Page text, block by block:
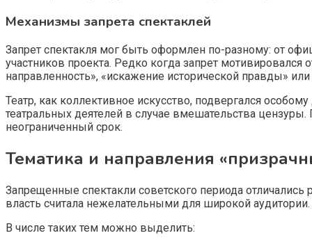
Механизмы запрета спектаклей
Запрет спектакля мог быть оформлен по-разному: от
участников проекта. Редко когда запрет мотивировался
направленность», «искажение исторической правды»
Театр, как коллективное искусство, подвергался
театральных деятелей в случае вмешательства
неограниченный срок.
Тематика и направления
Запрещенные спектакли советского периода
власть считала нежелательными для широкой аудитории.
В числе таких тем можно выделить: